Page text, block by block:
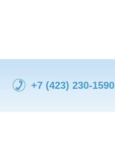
+7 (423) 230-1590